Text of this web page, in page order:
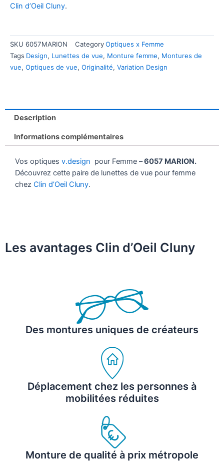
Clin d’Oeil Cluny.
SKU 6057MARION CategoryOptiques x Femme
Tags Design, Lunettes de vue, Monture femme, Montures de
vue, Optiques de vue, Originalité, Variation Design
Description
Informations complémentaires
Vos optiques v.design pour Femme –6057 MARION.
Découvrez cette paire de lunettes de vue pour femme
chez Clin d’Oeil Cluny.
Les avantages Clin d’Oeil Cluny
Des montures uniques de créateurs
Déplacement chez les personnes à
mobilitées réduites
Monture de qualité à prix métropole